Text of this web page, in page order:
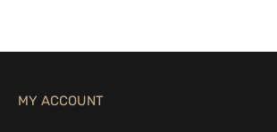
MY ACCOUNT